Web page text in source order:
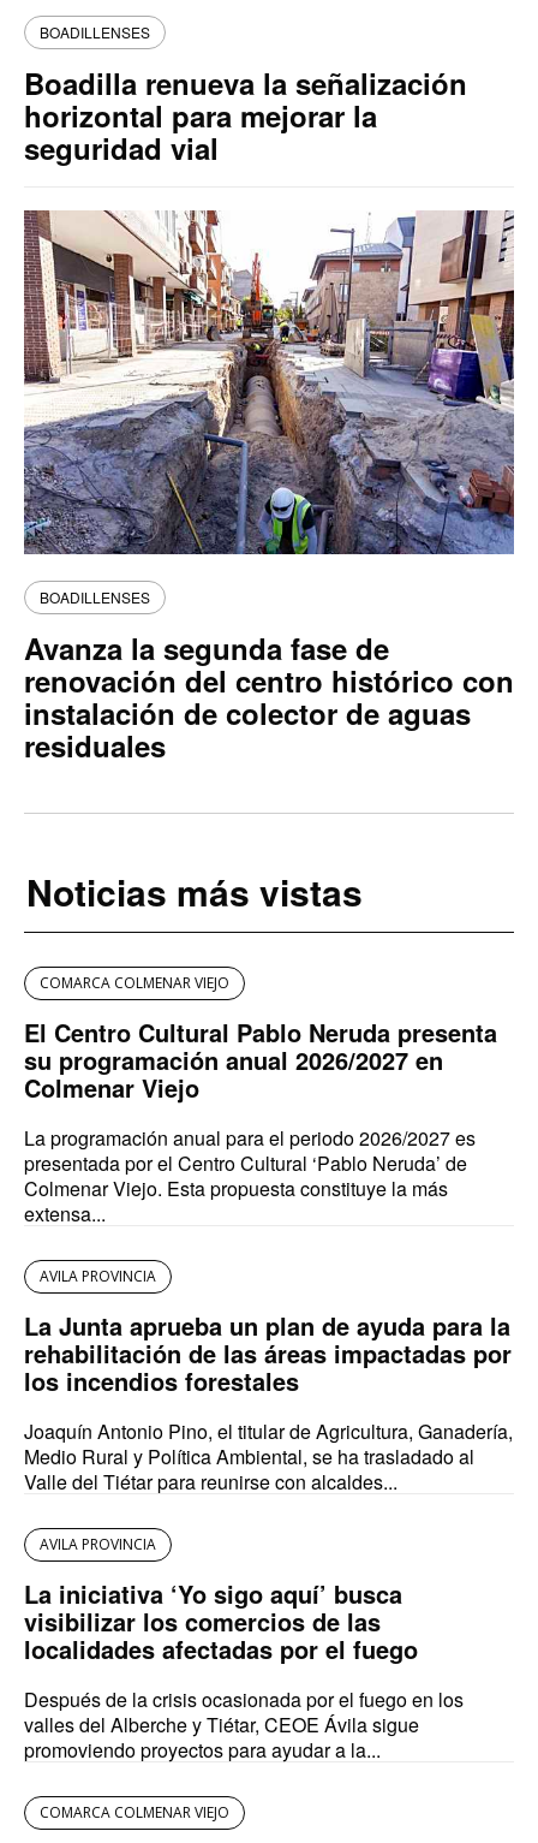
BOADILLENSES
Boadilla renueva la señalización
horizontal para mejorar la
seguridad vial
BOADILLENSES
Avanza la segunda fase de
renovación del centro histórico con
instalación de colector de aguas
residuales
Noticias más vistas
COMARCA COLMENAR VIEJO
El Centro Cultural Pablo Neruda presenta
su programación anual 2026/2027 en
Colmenar Viejo
La programación anual para el periodo 2026/2027 es
presentada por el Centro Cultural ‘Pablo Neruda’ de
Colmenar Viejo. Esta propuesta constituye la más
extensa...
AVILA PROVINCIA
La Junta aprueba un plan de ayuda para la
rehabilitación de las áreas impactadas por
los incendios forestales
Joaquín Antonio Pino, el titular de Agricultura, Ganadería,
Medio Rural y Política Ambiental, se ha trasladado al
Valle del Tiétar para reunirse con alcaldes...
AVILA PROVINCIA
La iniciativa ‘Yo sigo aquí’ busca
visibilizar los comercios de las
localidades afectadas por el fuego
Después de la crisis ocasionada por el fuego en los
valles del Alberche y Tiétar, CEOE Ávila sigue
promoviendo proyectos para ayudar a la...
COMARCA COLMENAR VIEJO